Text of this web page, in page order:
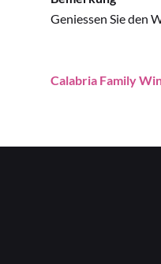
Geniessen Sie den
Calabria Family